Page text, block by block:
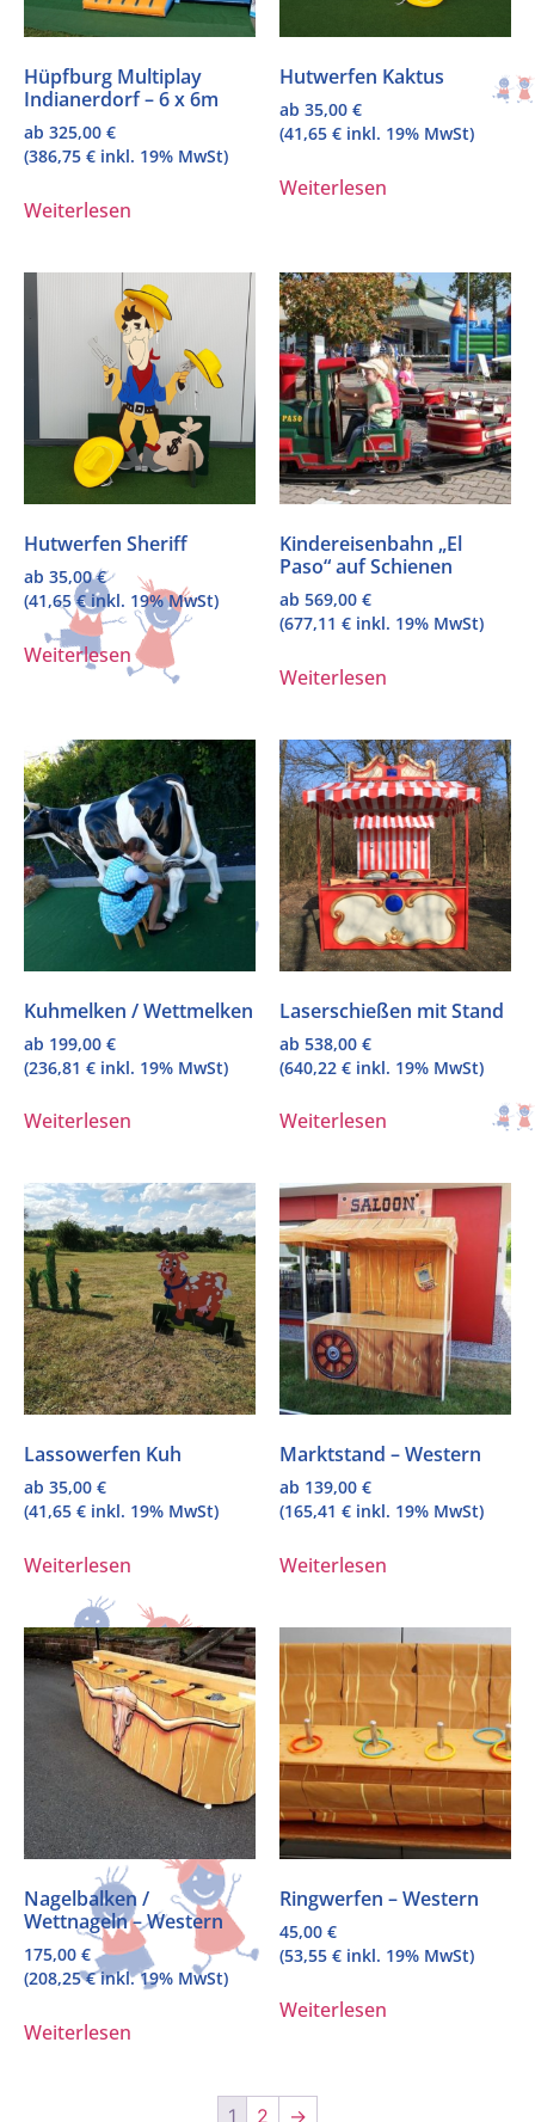
Hüpfburg Multiplay
Indianerdorf – 6 x 6m
ab 325,00 €
(386,75 € inkl. 19% MwSt)
Weiterlesen
Hutwerfen Kaktus
ab 35,00 €
(41,65 € inkl. 19% MwSt)
Weiterlesen
Hutwerfen Sheriff
ab 35,00€
(41,65€inkl. 19% MwSt)
Weiterlesen
Kindereisenbahn „El
Paso“ auf Schienen
ab 569,00 €
(677,11 € inkl. 19% MwSt)
Weiterlesen
Kuhmelken / Wettmelken
ab 199,00 €
(236,81 € inkl. 19% MwSt)
Weiterlesen
Laserschießen mit Stand
ab 538,00 €
(640,22 € inkl. 19% MwSt)
Weiterlesen
Lassowerfen Kuh
ab 35,00 €
(41,65 € inkl. 19% MwSt)
Weiterlesen
Marktstand – Western
ab 139,00 €
(165,41 € inkl. 19% MwSt)
Weiterlesen
Nagelbalken /
Wettnageln – Western
175,00 €
(208,25€inkl. 19% MwSt)
Weiterlesen
Ringwerfen – Western
45,00 €
(53,55 € inkl. 19% MwSt)
Weiterlesen
1 2 →